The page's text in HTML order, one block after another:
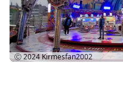
Ⓒ 2024Kirmesfan2002